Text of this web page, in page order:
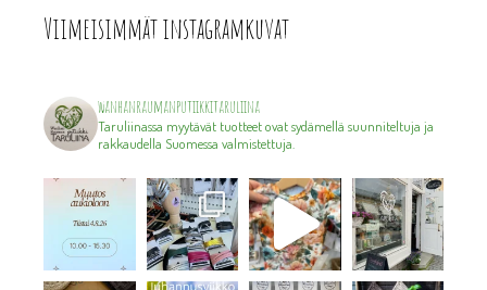
Viimeisimmät instagramkuvat
wanhanraumanputiikkitaruliina
Taruliinassa myytävät tuotteet ovat sydämellä suunniteltuja ja
rakkaudella Suomessa valmistettuja.